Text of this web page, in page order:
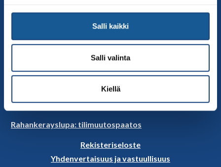
Salli kaikki
Salli valinta
Kiellä
Linkkejä
Judoliiton uutiset
Materiaalit
Judoliiton vanhat sivut
Selosteet
Rahankeräyslupa
Rahankerayslupa
Rahankerayslupa: tilimuutospaatos
Rekisteriseloste
Yhdenvertaisuus ja vastuullisuus